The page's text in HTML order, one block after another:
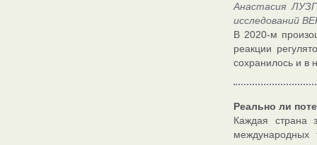
Анастасия
исследований
В 2020-м
реакции
сохранилось и в
Реально ли
Каждая страна
международных